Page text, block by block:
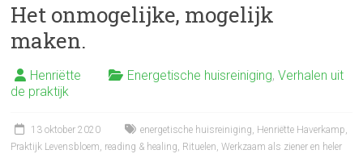
en
healing
Het onmogelijke, mogelijk
maken.
Henriëtte Energetische huisreiniging,Verhalen uit
de praktijk
13 oktober 2020 energetische huisreiniging, Henriëtte Haverkamp,
Praktijk Levensbloem, reading & healing, Rituelen,Werkzaam als ziener en heler